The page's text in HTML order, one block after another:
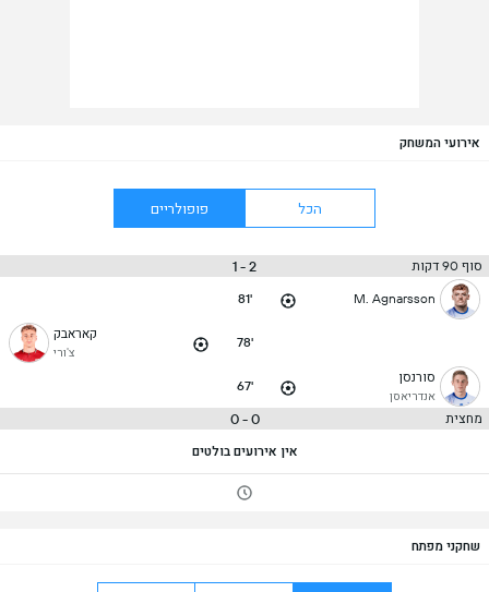
אירועי המשחק
הכל פופולריים
סוף 90 דקות 2 - 1
M. Agnarsson
81'
78'
קאראבק
צ'ורי
סורנסן
אנדריאסן
67'
מחצית 0 - 0
אין אירועים בולטים
שחקני מפתח